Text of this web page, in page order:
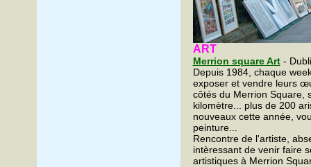
ART
Merrion square Art-
Depuis 1984, chaque
exposer et vendre leurs
côtés du Merrion Square,
kilomètre... plus de 200
nouveaux cette année,
peinture...
Rencontre de l'artiste,
intèressant de venir faire
artistiques à Merrion